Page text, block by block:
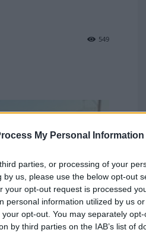
My Personal Information
parties, or processing of your
us, please use the below opt-out
your opt-out request is processed
personal information utilized by us
opt-out. You may separately
by third parties on the IAB’s list of
549